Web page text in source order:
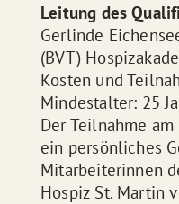
Leitung des
Gerlinde
(BVT)
Kosten und
Mindestalter: 25
Der Teilnahme
ein persönliches
Mitarbeiterinnen
Hospiz St. Martin